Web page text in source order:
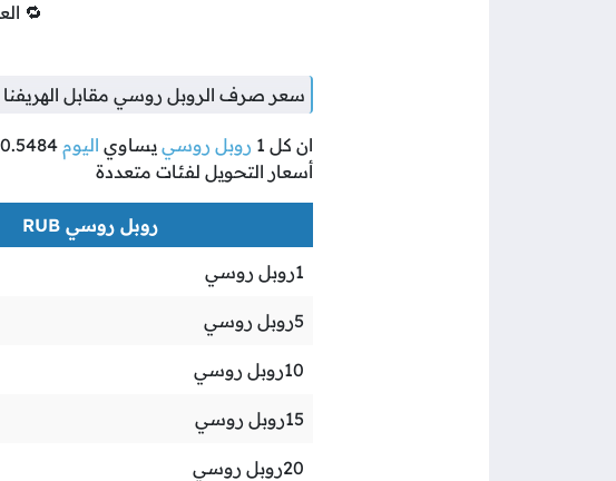
🔁
سعر صرف الروبل روسي مقابل الهريفنا
ان كل 1 روبل روسي يساوي اليوم 0.5484
أسعار التحويل لفئات متعددة
روبل روسي RUB
1روبل روسي
5روبل روسي
10روبل روسي
15روبل روسي
20روبل روسي